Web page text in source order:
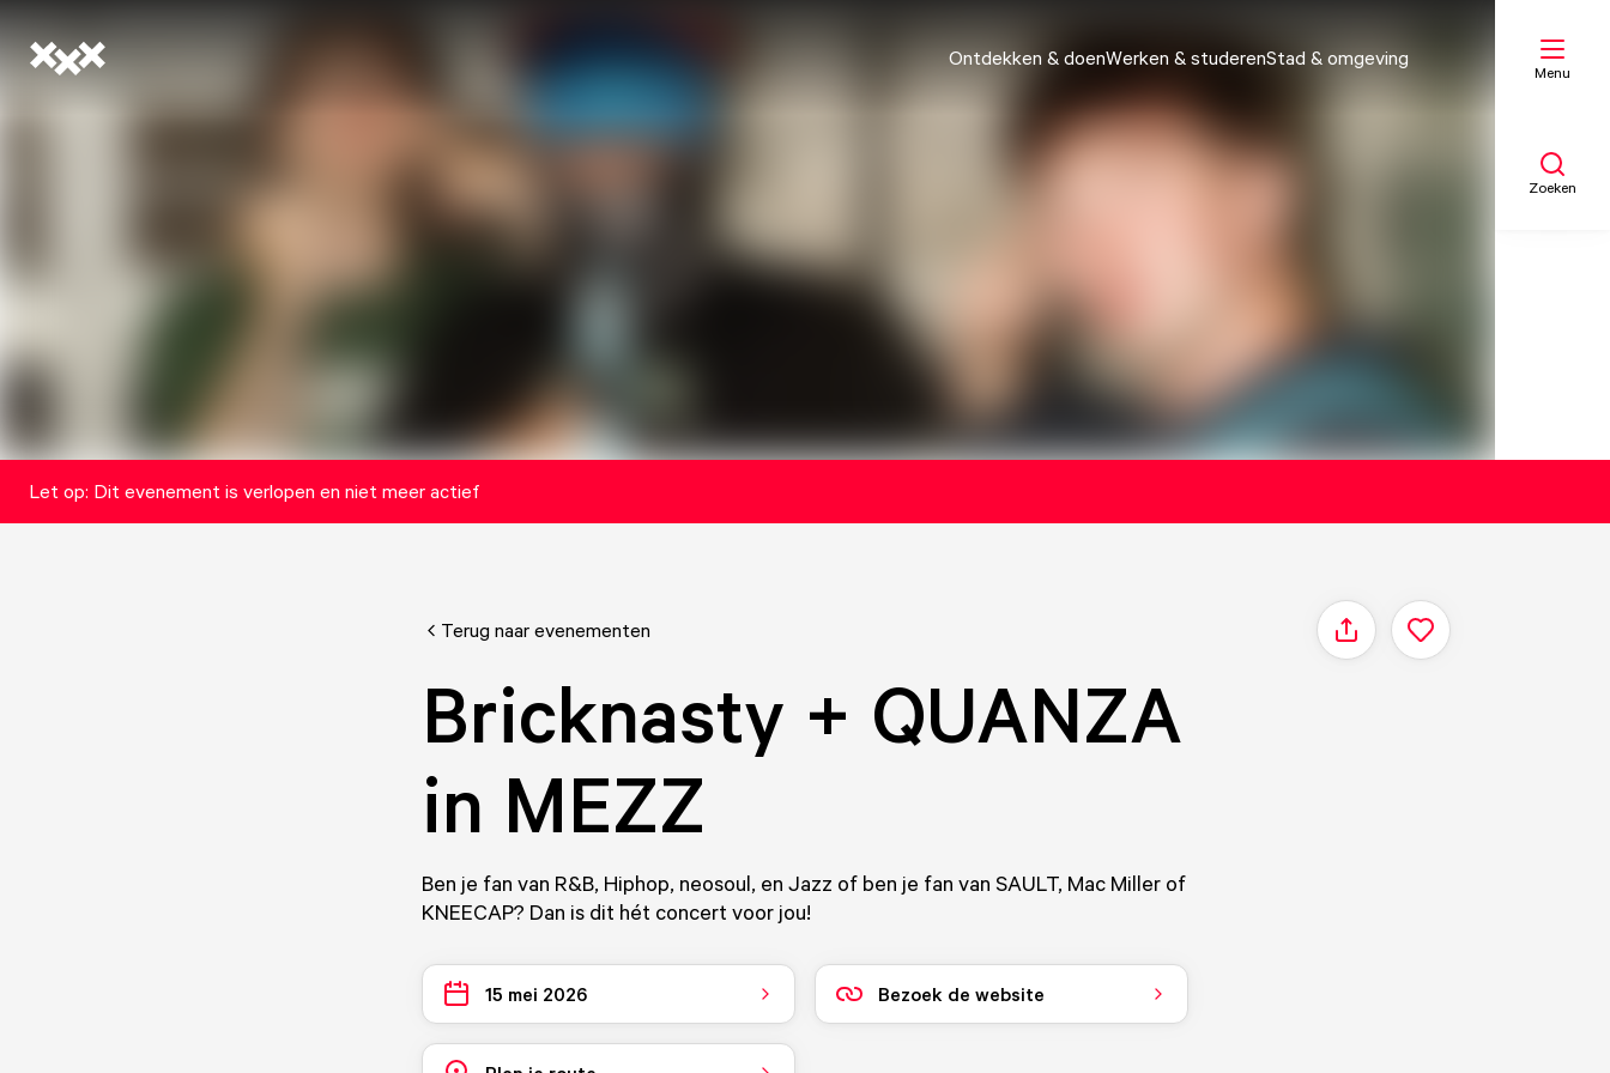
Ontdekken & doenWerken & studerenStad & omgeving
Menu
Zoeken
Let op: Dit evenement is verlopen en niet meer actief
Terug naar evenementen Delen
Bricknasty + QUANZA
in MEZZ
Ben je fan van R&B, Hiphop, neosoul, en Jazz of ben je fan van SAULT, Mac Miller of
KNEECAP? Dan is dit hét concert voor jou!
15 mei 2026 Bezoek de website